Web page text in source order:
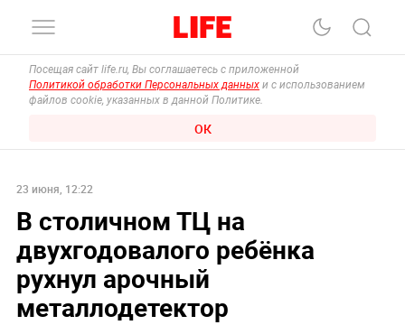
Посещая сайт life.ru, Вы соглашаетесь с приложенной
Политикой обработки Персональных данных и с использованием
файлов cookie, указанных в данной Политике.
ОК
23 июня, 12:22
В столичном ТЦ на
двухгодовалого ребёнка
рухнул арочный
металлодетектор